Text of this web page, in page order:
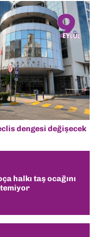
dengesi değişecek
halkı taş ocağını